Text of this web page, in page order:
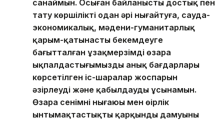
санаймын. Осыған байланысты достық пен
тату көршілікті одан әрі нығайтуға, сауда-
экономикалық, мәдени-гуманитарлық
қарым-қатынасты бекемдеуге
бағытталған ұзақмерзімді өзара
ықпалдастығымыздың анық бағдарлары
көрсетілген іс-шаралар жоспарын
әзірлеуді және қабылдауды ұсынамын.
Өзара сенімнің нығаюы мен өңірлік
ынтымақтастықтың қарқынды дамуының